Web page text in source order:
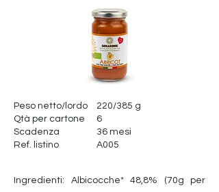
Peso netto/lordo
Qtà per cartone
Scadenza
Ref. listino
220/385 g
6
36 mesi
A005
Ingredienti: Albicocche* 48,8% (70g per